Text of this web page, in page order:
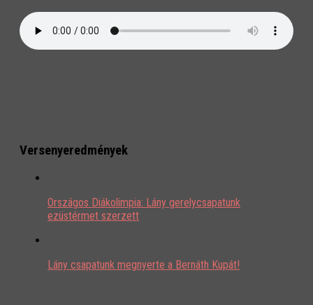
Versenyeredmények
Országos Diákolimpia: Lány gerelycsapatunk
ezüstérmet szerzett
Lány csapatunk megnyerte a Bernáth Kupát!